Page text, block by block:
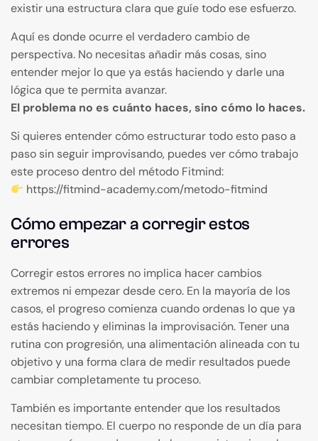
existir una estructura clara que guíe todo ese esfuerzo.
Aquí es donde ocurre el verdadero cambio de
perspectiva. No necesitas añadir más cosas, sino
entender mejor lo que ya estás haciendo y darle una
lógica que te permita avanzar.
El problema no es cuánto haces, sino cómo lo haces.
Si quieres entender cómo estructurar todo esto paso a
paso sin seguir improvisando, puedes ver cómo trabajo
este proceso dentro del método Fitmind:
https://fitmind-academy.com/metodo-fitmind
Cómo empezar a corregir estos
errores
Corregir estos errores no implica hacer cambios
extremos ni empezar desde cero. En la mayoría de los
casos, el progreso comienza cuando ordenas lo que ya
estás haciendo y eliminas la improvisación. Tener una
rutina con progresión, una alimentación alineada con tu
objetivo y una forma clara de medir resultados puede
cambiar completamente tu proceso.
También es importante entender que los resultados
necesitan tiempo. El cuerpo no responde de un día para